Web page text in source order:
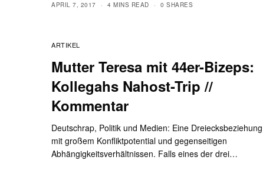
APRIL 7, 2017
4 MINS READ 0 SHARES
ARTIKEL
Mutter Teresa mit 44er-Bizeps:
Kollegahs Nahost-Trip //
Kommentar
Deutschrap, Politik und Medien: Eine Dreiecksbeziehung
mit großem Konfliktpotential und gegenseitigen
Abhängigkeitsverhältnissen. Falls eines der drei…